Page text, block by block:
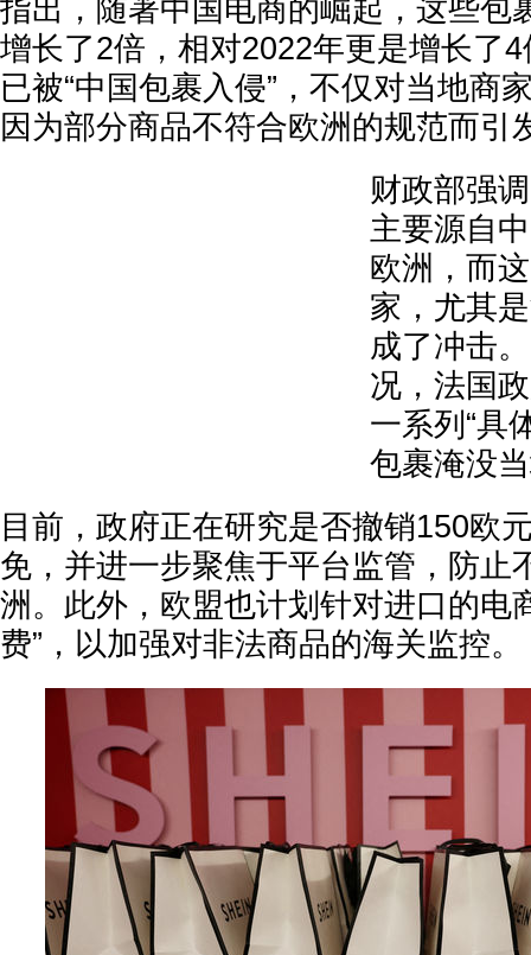
指出，随著中国电商的崛起，这些包
增长了2倍，相对2022年更是增长了
已被“中国包裹入侵”，不仅对当地商
因为部分商品不符合欧洲的规范而引
财政部强
主要源自
欧洲，而
家，尤其
成了冲击
况，法国
一系列“具
包裹淹没
目前，政府正在研究是否撤销150欧
免，并进一步聚焦于平台监管，防止
洲。此外，欧盟也计划针对进口的电
费”，以加强对非法商品的海关监控。